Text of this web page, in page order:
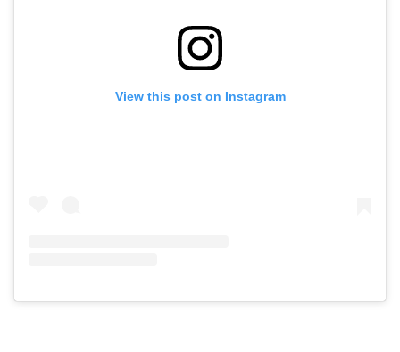
View this post on Instagram